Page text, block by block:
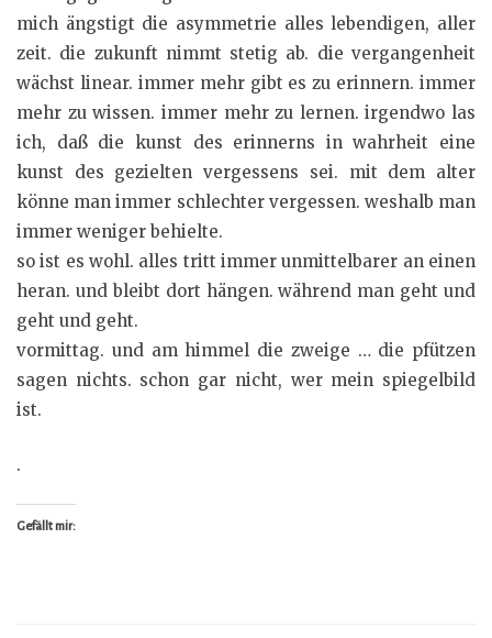
mich ängstigt die asymmetrie alles lebendigen, aller
zeit. die zukunft nimmt stetig ab. die vergangenheit
wächst linear. immer mehr gibt es zu erinnern. immer
mehr zu wissen. immer mehr zu lernen. irgendwo las
ich, daß die kunst des erinnerns in wahrheit eine
kunst des gezielten vergessens sei. mit dem alter
könne man immer schlechter vergessen. weshalb man
immer weniger behielte.
so ist es wohl. alles tritt immer unmittelbarer an einen
heran. und bleibt dort hängen. während man geht und
geht und geht.
vormittag. und am himmel die zweige … die pfützen
sagen nichts. schon gar nicht, wer mein spiegelbild
ist.
.
Gefällt mir: